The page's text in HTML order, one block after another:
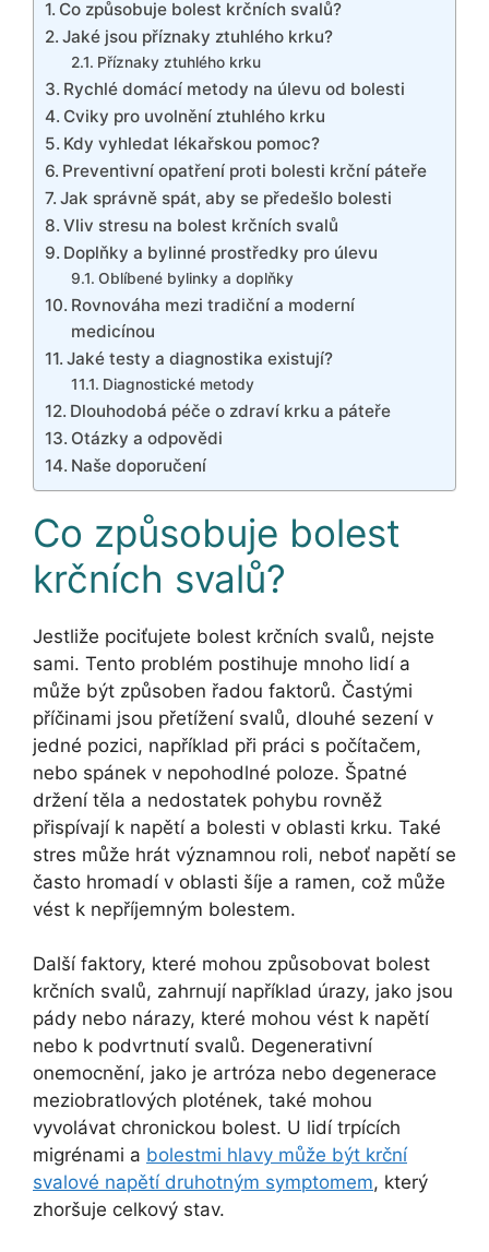
Co způsobuje bolest krčních svalů?
Jaké jsou příznaky ztuhlého krku?
Příznaky ztuhlého krku
Rychlé domácí metody na úlevu od bolesti
Cviky pro uvolnění ztuhlého krku
Kdy vyhledat lékařskou pomoc?
Preventivní opatření proti bolesti krční páteře
Jak správně spát, aby se předešlo bolesti
Vliv stresu na bolest krčních svalů
Doplňky a bylinné prostředky pro úlevu
Oblíbené bylinky a doplňky
Rovnováha mezi tradiční a moderní
medicínou
Jaké testy a diagnostika existují?
Diagnostické metody
Dlouhodobá péče o zdraví krku a páteře
Otázky a odpovědi
Naše doporučení
Co způsobuje bolest
krčních svalů?
Jestliže pociťujete bolest krčních svalů, nejste
sami. Tento problém postihuje mnoho lidí a
může být způsoben řadou faktorů. Častými
příčinami jsou přetížení svalů, dlouhé sezení v
jedné pozici, například při práci s počítačem,
nebo spánek v nepohodlné poloze. Špatné
držení těla a nedostatek pohybu rovněž
přispívají k napětí a bolesti v oblasti krku. Také
stres může hrát významnou roli, neboť napětí se
často hromadí v oblasti šíje a ramen, což může
vést k nepříjemným bolestem.
Další faktory, které mohou způsobovat bolest
krčních svalů, zahrnují například úrazy, jako jsou
pády nebo nárazy, které mohou vést k napětí
nebo k podvrtnutí svalů. Degenerativní
onemocnění, jako je artróza nebo degenerace
meziobratlových plotének, také mohou
vyvolávat chronickou bolest. U lidí trpících
migrénami a bolestmi hlavy může být krční
svalové napětí druhotným symptomem, který
zhoršuje celkový stav.